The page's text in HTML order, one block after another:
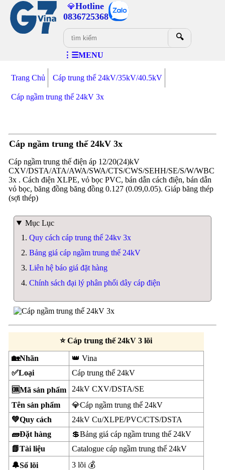
💎Hotline
0836725368
🔍
⋮☰MENU
Trang Chủ Cáp trung thế 24kV/35kV/40.5kV
Cáp ngầm trung thế 24kV 3x
Cáp ngầm trung thế 24kV 3x
Cáp ngầm trung thế điện áp 12/20(24)kV
CXV/DSTA/ATA/AWA/SWA/CTS/CWS/SEHH/SE/S/W/WBC
3x . Cách điện XLPE, vỏ bọc PVC, bán dẫn cách điện, bán dẫn
vỏ bọc, băng đồng băng đồng 0.127 (0.09,0.05). Giáp băng thép
(sợi thép)
Mục Lục
Quy cách cáp trung thế 24kv 3x
Bảng giá cáp ngầm trung thế 24kV
Liên hệ báo giá đặt hàng
Chính sách đại lý phân phối dây cáp điện
⭐ Cáp trung thế 24kV 3 lõi
🏡Nhãn
👑 Vina
✅Loại
Cáp trung thế 24kV
🆒Mã sản phẩm
24kV CXV/DSTA/SE
Tên sản phẩm
💎Cáp ngầm trung thế 24kV
💚Quy cách
24kV Cu/XLPE/PVC/CTS/DSTA
🧱Đặt hàng
💲Bảng giá cáp ngầm trung thế 24kV
📗Tài liệu
Catalogue cáp ngầm trung thế 24kV
🔔Số lõi
3 lõi 💰